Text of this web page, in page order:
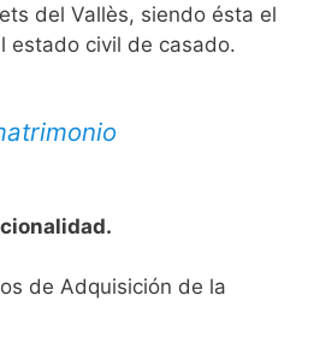
del Vallès, siendo ésta el
estado civil de casado.
de Adquisición de la